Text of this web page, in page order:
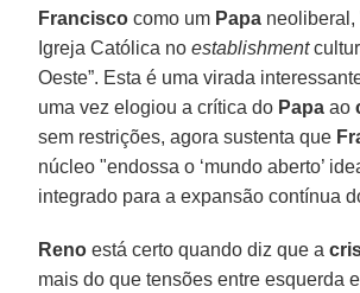
Francisco como um Papa neoliberal,
Igreja Católica noestablishment
Oeste”. Esta é uma virada
uma vez elogiou a crítica do Papa ao
sem restrições, agora sustenta que
núcleo "endossa o ‘mundo aberto’
integrado para a expansão contínua
Reno está certo quando diz que a
mais do que tensões entre esquerda